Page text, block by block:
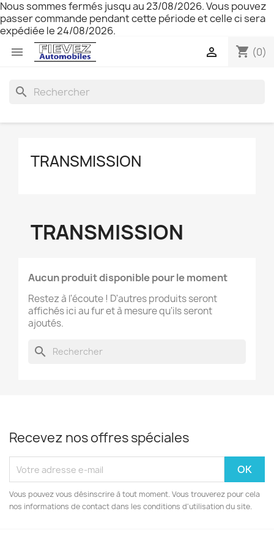
Nous sommes fermés jusqu au 23/08/2026. Vous pouvez
passer commande pendant cette période et celle ci sera
expédiée le 24/08/2026.
 shopping_cart (0)

search
TRANSMISSION
TRANSMISSION
Aucun produit disponible pour le moment
Restez à l'écoute ! D'autres produits seront
affichés ici au fur et à mesure qu'ils seront
ajoutés.
search
Recevez nos offres spéciales
Vous pouvez vous désinscrire à tout moment. Vous trouverez pour cela
nos informations de contact dans les conditions d'utilisation du site.